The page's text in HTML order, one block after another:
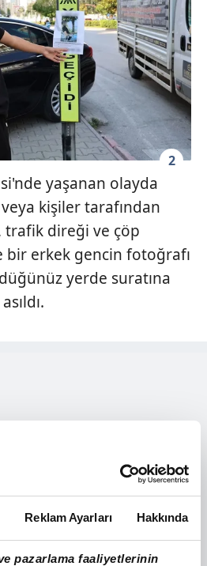
Reklam Ayarları Hakkında
pazarlama faaliyetlerinin
2
yaşanan olayda
kişiler tarafından
trafik direği ve çöp
erkek gencin fotoğrafı
yerde suratına